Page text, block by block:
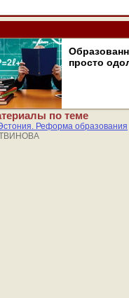
просто
по теме
Реформа образования